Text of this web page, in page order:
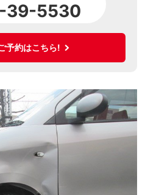
39-5530
予約はこちら!